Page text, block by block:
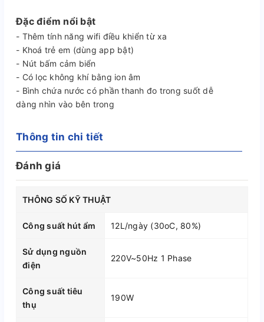
Đặc điểm nổi bật
- Thêm tính năng wifi điều khiển từ xa
- Khoá trẻ em (dùng app bật)
- Nút bấm cảm biển
- Có lọc không khí bằng ion âm
- Bình chứa nước có phần thanh đo trong suốt dễ
dàng nhìn vào bên trong
Thông tin chi tiết
Đánh giá
THÔNG SỐ KỸ THUẬT
Công suất hút ẩm 12L/ngày (30oC, 80%)
Sử dụng nguồn
điện
220V~50Hz 1 Phase
Công suất tiêu
thụ
190W